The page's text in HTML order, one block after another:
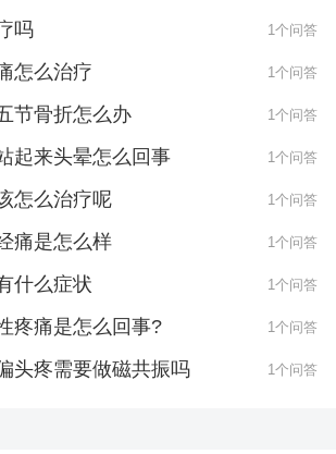
吗 1个问答
怎么治疗 1个问答
节骨折怎么办 1个问答
起来头晕怎么回事 1个问答
怎么治疗呢 1个问答
痛是怎么样 1个问答
什么症状 1个问答
疼痛是怎么回事? 1个问答
头疼需要做磁共振吗 1个问答